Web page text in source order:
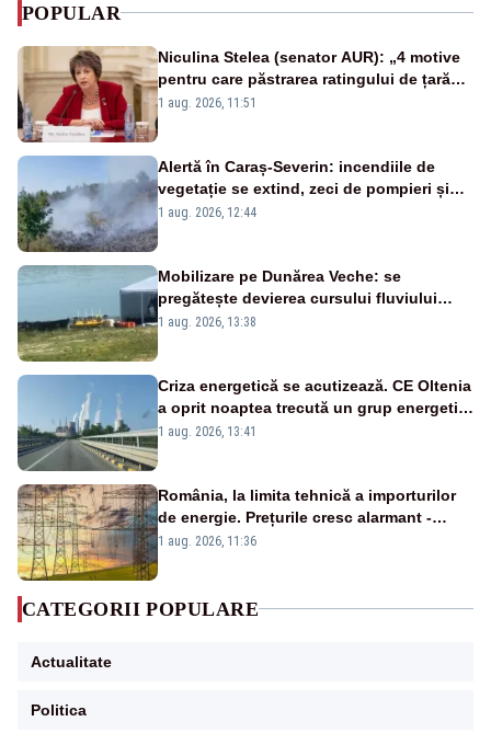
POPULAR
Niculina Stelea (senator AUR): „4 motive
pentru care păstrarea ratingului de țară
nu este o reușită pentru Guvernul
1 aug. 2026, 11:51
Alertă în Caraș-Severin: incendiile de
vegetație se extind, zeci de pompieri și
silvicultori se luptă cu flăcările - VIDEO
1 aug. 2026, 12:44
Mobilizare pe Dunărea Veche: se
pregătește devierea cursului fluviului
către Cernavodă – VIDEO
1 aug. 2026, 13:38
Criza energetică se acutizează. CE Oltenia
a oprit noaptea trecută un grup energetic
de la Rovinari
1 aug. 2026, 13:41
România, la limita tehnică a importurilor
de energie. Prețurile cresc alarmant -
Analiză Realitatea Plus
1 aug. 2026, 11:36
CATEGORII POPULARE
Actualitate
Politica